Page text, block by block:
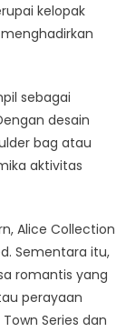
kelopak
sebagai
desain
bag atau
aktivitas
Alice Collection
Sementara itu,
romantis yang
perayaan
Series dan